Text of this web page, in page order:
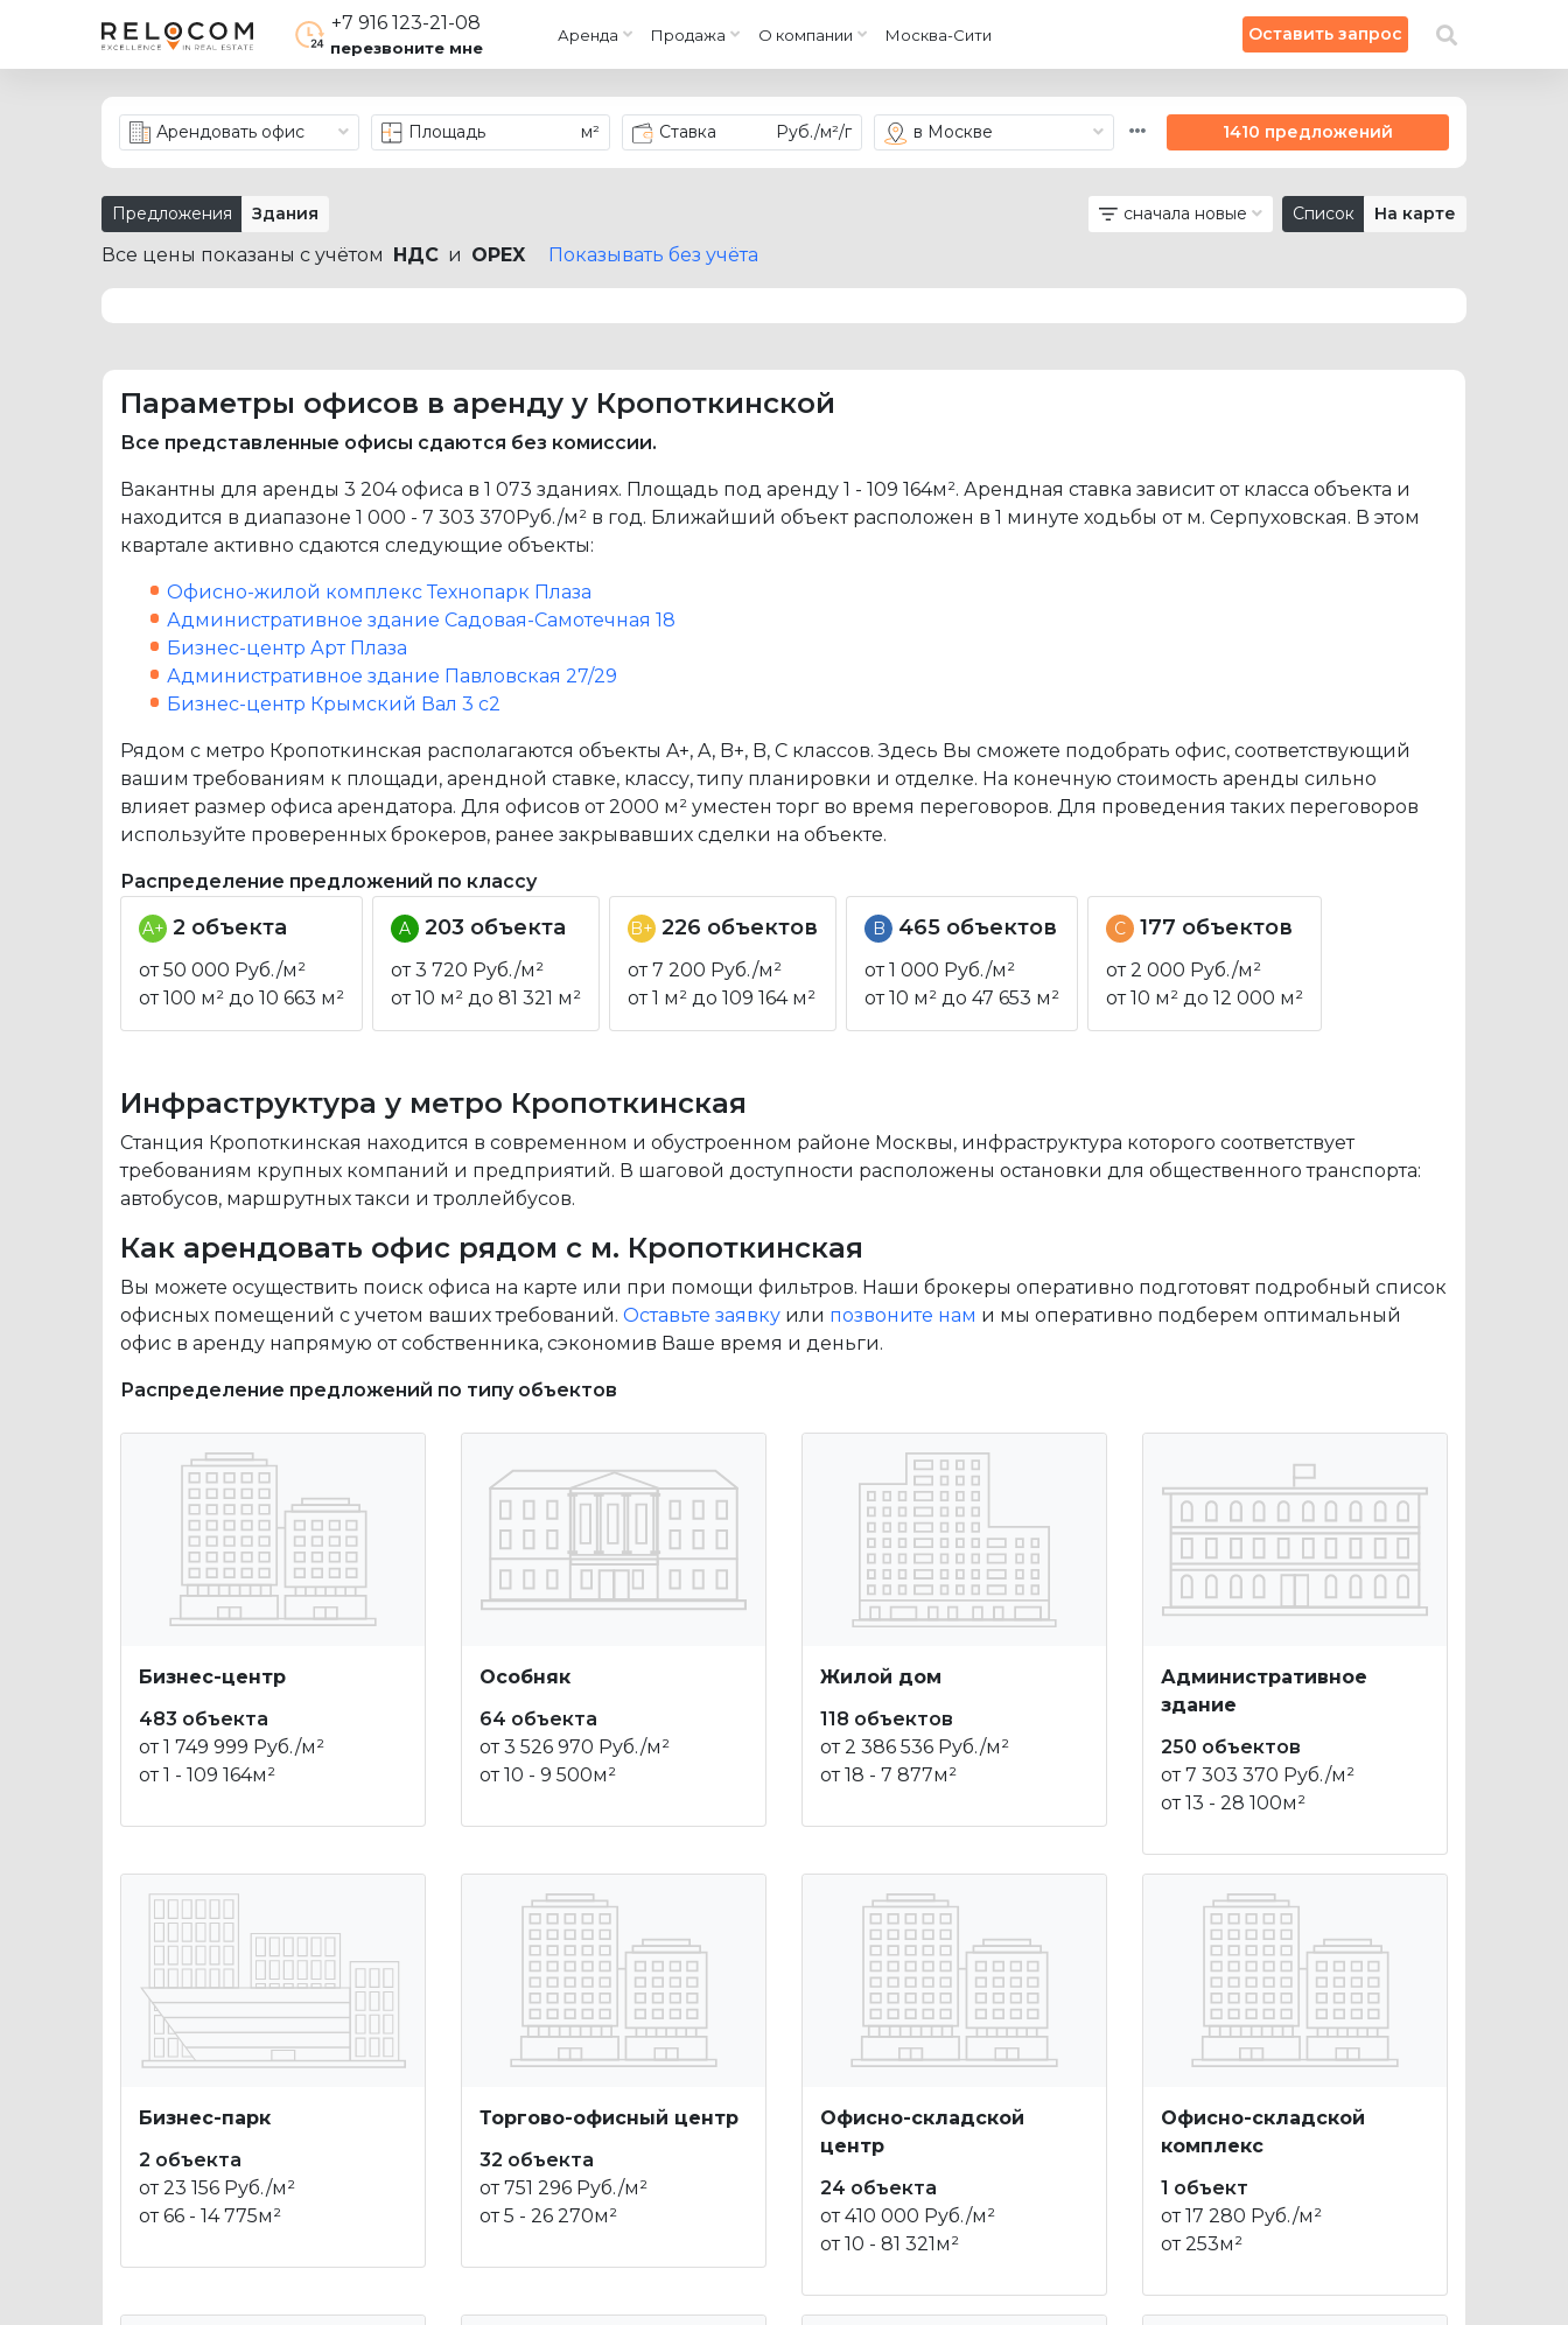
+7 916 123-21-08
перезвоните мне
Аренда Продажа О компании Москва-Сити Оставить запрос
× Искать на карте
Арендовать офис Площадь м² Ставка Руб./м²/г в Москве 1410 предложений
Предложения Здания сначала новые Список На карте
Все цены показаны с учётом НДС и OPEX Показывать без учёта
Параметры офисов в аренду у Кропоткинской
Все представленные офисы сдаются без комиссии.
Вакантны для аренды 3 204 офиса в 1 073 зданиях. Площадь под аренду 1 - 109 164м². Арендная ставка зависит от класса объекта и
находится в диапазоне 1 000 - 7 303 370Руб./м² в год. Ближайший объект расположен в 1 минуте ходьбы от м. Серпуховская. В этом
квартале активно сдаются следующие объекты:
Офисно-жилой комплекс Технопарк Плаза
Административное здание Садовая-Самотечная 18
Бизнес-центр Арт Плаза
Административное здание Павловская 27/29
Бизнес-центр Крымский Вал 3 c2
Рядом с метро Кропоткинская располагаются объекты A+, A, B+, B, C классов. Здесь Вы сможете подобрать офис, соответствующий
вашим требованиям к площади, арендной ставке, классу, типу планировки и отделке. На конечную стоимость аренды сильно
влияет размер офиса арендатора. Для офисов от 2000 м² уместен торг во время переговоров. Для проведения таких переговоров
используйте проверенных брокеров, ранее закрывавших сделки на объекте.
Распределение предложений по классу
A+ 2 объекта
от 50 000 Руб./м²
от 100 м² до 10 663 м²
A 203 объекта
от 3 720 Руб./м²
от 10 м² до 81 321 м²
B+ 226 объектов
от 7 200 Руб./м²
от 1 м² до 109 164 м²
B 465 объектов
от 1 000 Руб./м²
от 10 м² до 47 653 м²
C 177 объектов
от 2 000 Руб./м²
от 10 м² до 12 000 м²
Инфраструктура у метро Кропоткинская
Станция Кропоткинская находится в современном и обустроенном районе Москвы, инфраструктура которого соответствует
требованиям крупных компаний и предприятий. В шаговой доступности расположены остановки для общественного транспорта:
автобусов, маршрутных такси и троллейбусов.
Как арендовать офис рядом с м. Кропоткинская
Вы можете осуществить поиск офиса на карте или при помощи фильтров. Наши брокеры оперативно подготовят подробный список
офисных помещений с учетом ваших требований. Оставьте заявку или позвоните нам и мы оперативно подберем оптимальный
офис в аренду напрямую от собственника, сэкономив Ваше время и деньги.
Распределение предложений по типу объектов
Бизнес-центр
483 объекта
от 1 749 999 Руб./м²
от 1 - 109 164м²
Особняк
64 объекта
от 3 526 970 Руб./м²
от 10 - 9 500м²
Жилой дом
118 объектов
от 2 386 536 Руб./м²
от 18 - 7 877м²
Административное
здание
250 объектов
от 7 303 370 Руб./м²
от 13 - 28 100м²
Бизнес-парк
2 объекта
от 23 156 Руб./м²
от 66 - 14 775м²
Торгово-офисный центр
32 объекта
от 751 296 Руб./м²
от 5 - 26 270м²
Офисно-складской
центр
24 объекта
от 410 000 Руб./м²
от 10 - 81 321м²
Офисно-складской
комплекс
1 объект
от 17 280 Руб./м²
от 253м²